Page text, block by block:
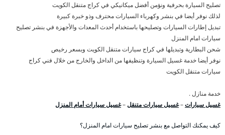
تصليح السيارة بحرفية ونؤمن أفضل ميكانيكي في كراج متنقل الكويت
لذلك نوفر أيضا في بنشر وكهرباء السيارات محترف وذو خبرة كبيرة
تبديل إطارات السيارات وتصليحها باستخدام أحدث المعدات والأجهزة في بنشر تصليح
سيارات امام المنزل
شحن البطارية وتبديلها في كراج سيارات متنقل الكويت وبسعر رخيص
نوفر أيضا خدمة غسيل السيارة وتنظيفها من الداخل والخارج من خلال فني كراج
سيارات متنقل الكويت
خدمة منازل .
غسيل سيارات–غسيل سيارات متنقل–غسيل سيارات أمام المنزل
كيف يمكنك التواصل مع بنشر تصليح سيارات امام المنزل؟